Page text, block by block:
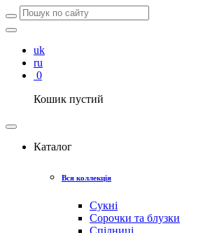
uk
ru
0
Кошик пустий
Каталог
Вся коллекція
Сукні
Сорочки та блузки
Спідниці